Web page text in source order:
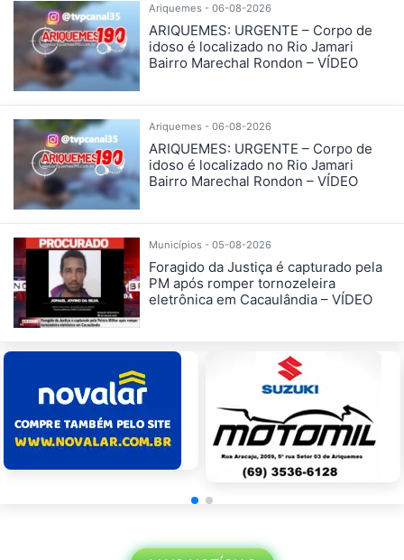
Ariquemes - 06-08-2026
ARIQUEMES: URGENTE – Corpo de
idoso é localizado no Rio Jamari
Bairro Marechal Rondon – VÍDEO
Ariquemes - 06-08-2026
ARIQUEMES: URGENTE – Corpo de
idoso é localizado no Rio Jamari
Bairro Marechal Rondon – VÍDEO
Municípios - 05-08-2026
Foragido da Justiça é capturado pela
PM após romper tornozeleira
eletrônica em Cacaulândia – VÍDEO